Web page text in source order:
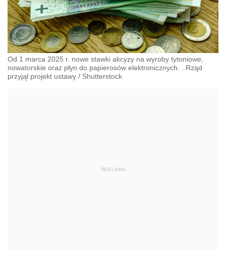
Od 1 marca 2025 r. nowe stawki akcyzy na wyroby tytoniowe,
nowatorskie oraz płyn do papierosów elektronicznych. . Rząd
przyjął projekt ustawy / Shutterstock